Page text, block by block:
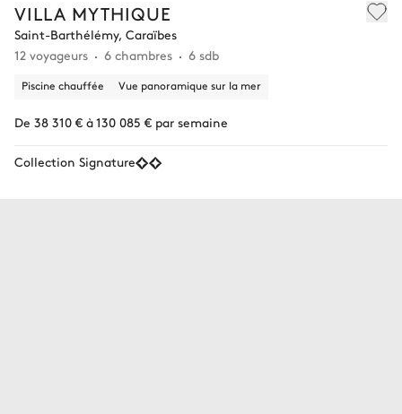
VILLA MYTHIQUE
Saint-Barthélémy, Caraïbes
12 voyageurs
6 chambres 6 sdb
Piscine chauffée Vue panoramique sur la mer
De 38 310 € à 130 085 € par semaine
Collection Signature